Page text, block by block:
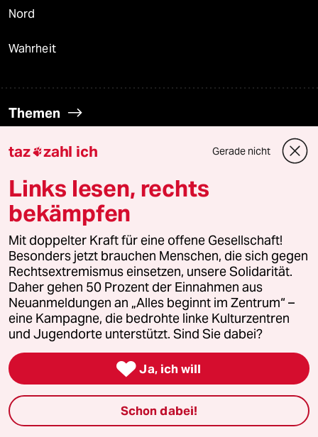
Nord
Wahrheit
Themen
Hitze
Gewalt gegen Frauen
Nahost-Konflikt
Verlag
Aktuelles
Hausblog
Die Seitenwende
taz zahl ich Gerade nicht
Links lesen, rechts
bekämpfen
Mit doppelter Kraft für eine offene Gesellschaft!
Besonders jetzt brauchen Menschen, die sich gegen
Rechtsextremismus einsetzen, unsere Solidarität.
Daher gehen 50 Prozent der Einnahmen aus
Neuanmeldungen an „Alles beginnt im Zentrum“ –
eine Kampagne, die bedrohte linke Kulturzentren
und Jugendorte unterstützt. Sind Sie dabei?
 Ja, ich will
Schon dabei!